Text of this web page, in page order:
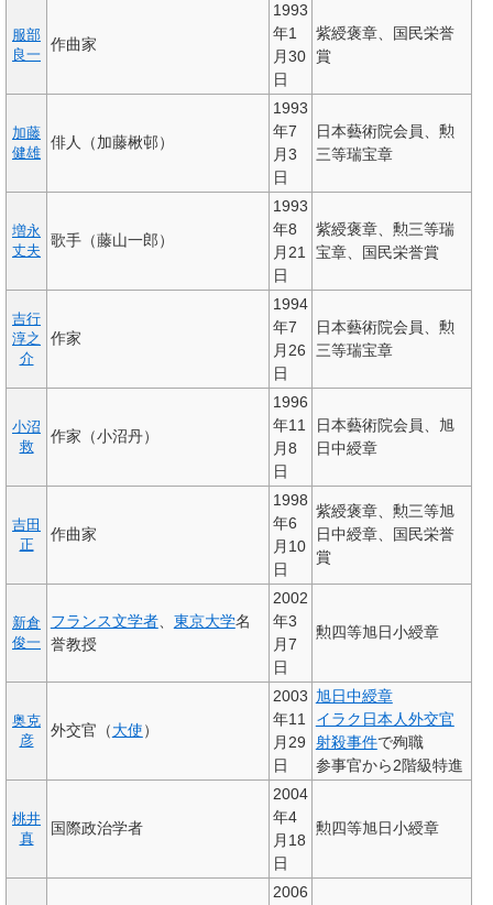
服部
良一
作曲家
1993
年1
月30
日
紫綬褒章、国民栄誉
賞
加藤
健雄
俳人（加藤楸邨）
1993
年7
月3
日
日本藝術院会員、勲
三等瑞宝章
増永
丈夫
歌手（藤山一郎）
1993
年8
月21
日
紫綬褒章、勲三等瑞
宝章、国民栄誉賞
吉行
淳之
介
作家
1994
年7
月26
日
日本藝術院会員、勲
三等瑞宝章
小沼
救
作家（小沼丹）
1996
年11
月8
日
日本藝術院会員、旭
日中綬章
吉田
正
作曲家
1998
年6
月10
日
紫綬褒章、勲三等旭
日中綬章、国民栄誉
賞
新倉
俊一
フランス文学者、 東京大学名
誉教授
2002
年3
月7
日
勲四等旭日小綬章
奥克
彦
外交官（大使）
2003
年11
月29
日
旭日中綬章
イラク日本人外交官
射殺事件で殉職
参事官から2階級特進
桃井
真
国際政治学者
2004
年4
月18
日
勲四等旭日小綬章
2006